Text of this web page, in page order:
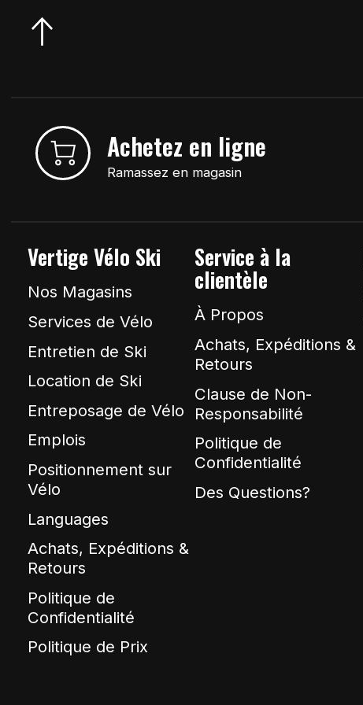
Achetez en ligne
Ramassez en magasin
Vertige Vélo Ski
Nos Magasins
Services de Vélo
Entretien de Ski
Location de Ski
Entreposage de Vélo
Emplois
Positionnement sur
Vélo
Languages
Achats, Expéditions &
Retours
Politique de
Confidentialité
Politique de Prix
Service à la
clientèle
À Propos
Achats, Expéditions &
Retours
Clause de Non-
Responsabilité
Politique de
Confidentialité
Des Questions?